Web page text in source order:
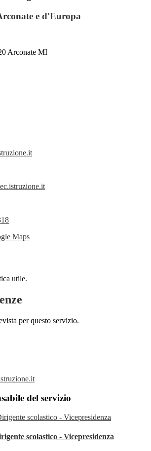
e d'Europa
Arconate MI
Maps
utile.
per questo servizio.
del servizio
scolastico - Vicepresidenza